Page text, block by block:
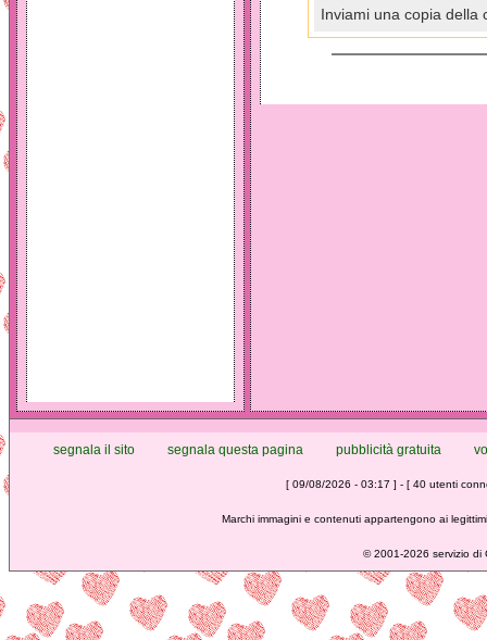
Inviami una copia della
segnala il sito segnala questa pagina pubblicità gratuita
[ 09/08/2026 - 03:17 ] - [ 40 utenti
Marchi immagini e contenuti appartengono ai
©2001-2026 servizio di